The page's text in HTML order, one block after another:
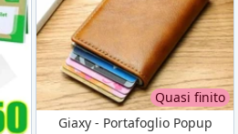
Quasi finito
Giaxy - Portafoglio Popup